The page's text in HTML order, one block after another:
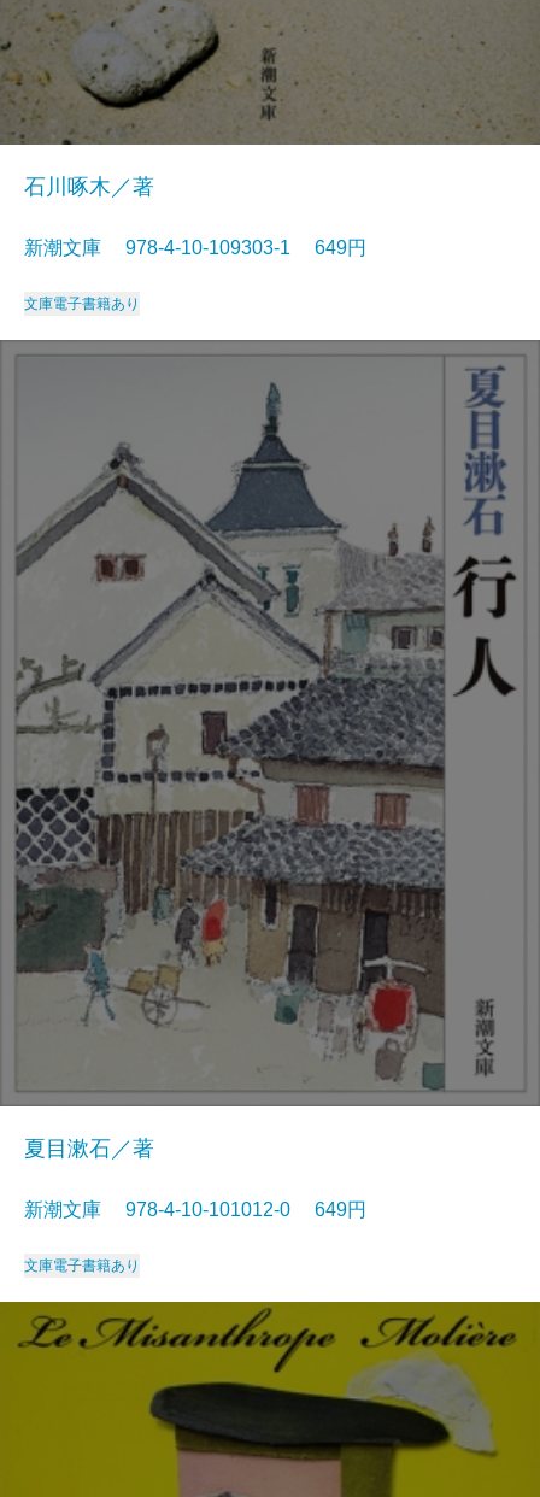
石川啄木／著
新潮文庫 978-4-10-109303-1 649円
文庫電子書籍あり
夏目漱石／著
新潮文庫 978-4-10-101012-0 649円
文庫電子書籍あり